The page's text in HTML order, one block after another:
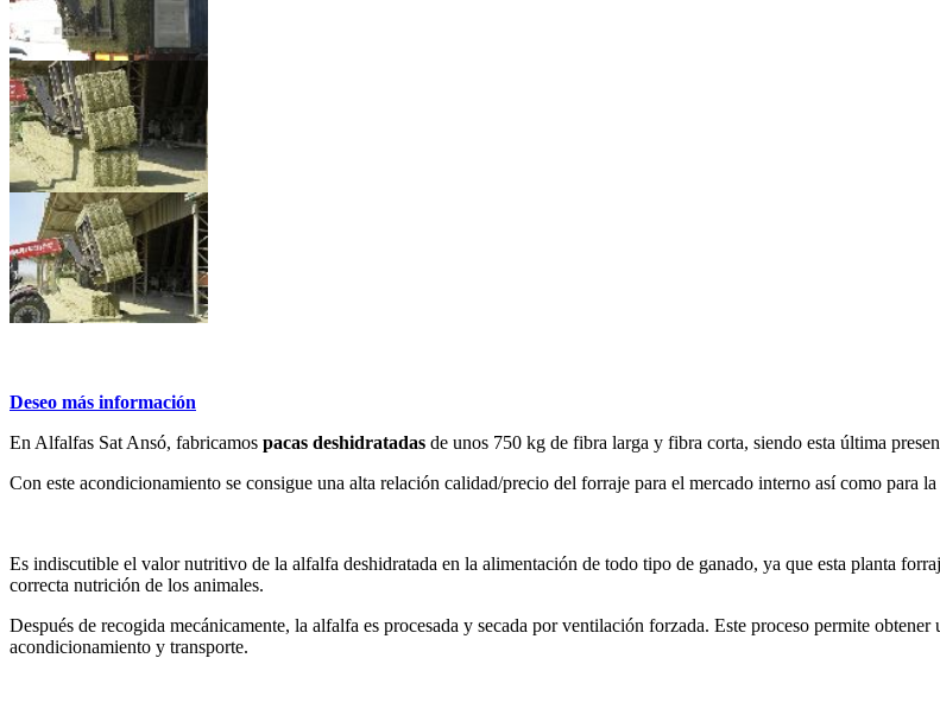
Deseo más información
En Alfalfas Sat Ansó, fabricamos pacas deshidratadas de unos 750 kg de fibra larga y fibra corta, siendo esta última
Con este acondicionamiento se consigue una alta relación calidad/precio del forraje para el mercado interno así como para
Es indiscutible el valor nutritivo de la alfalfa deshidratada en la alimentación de todo tipo de ganado, ya que esta planta
correcta nutrición de los animales.
Después de recogida mecánicamente, la alfalfa es procesada y secada por ventilación forzada. Este proceso permite
acondicionamiento y transporte.